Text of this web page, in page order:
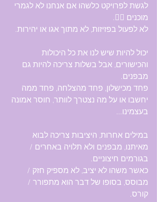
לגשת לפרויקט כלשהו אם אנחנו לא לגמרי
מוכנים 🤷‍♀️.
לא לפעול בפזיזות, לא מתוך אגו או יהירות.
יכול להיות שיש לנו את כל היכולות
והכישורים, אבל בשלות צריכה להיות גם
מבפנים.
פחד מכישלון, פחד מהצלחה, פחד ממה
יחשבו או על מה נצטרך לוותר, חוסר אמונה
בעצמינו...
במילים אחרות, היציבות צריכה לבוא
מאיתנו, מבפנים ולא תלויה באחרים /
בגורמים חיצוניים.
כאשר משהו לא יציב, לא מספיק חזק /
מבוסס, בסופו של דבר הוא מתפורר /
קורס.